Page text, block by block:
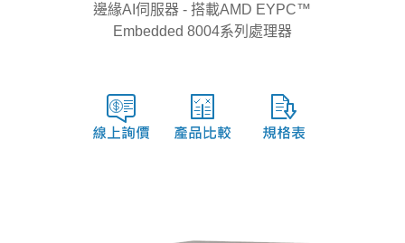
邊緣AI伺服器 - 搭載AMD EYPC™
Embedded 8004系列處理器